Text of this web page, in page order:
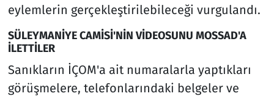
eylemlerin gerçekleştirilebileceği vurgulandı.
SÜLEYMANİYE CAMİSİ'NİN VİDEOSUNU MOSSAD'A
İLETTİLER
Sanıkların İÇOM'a ait numaralarla yaptıkları
görüşmelere, telefonlarındaki belgeler ve